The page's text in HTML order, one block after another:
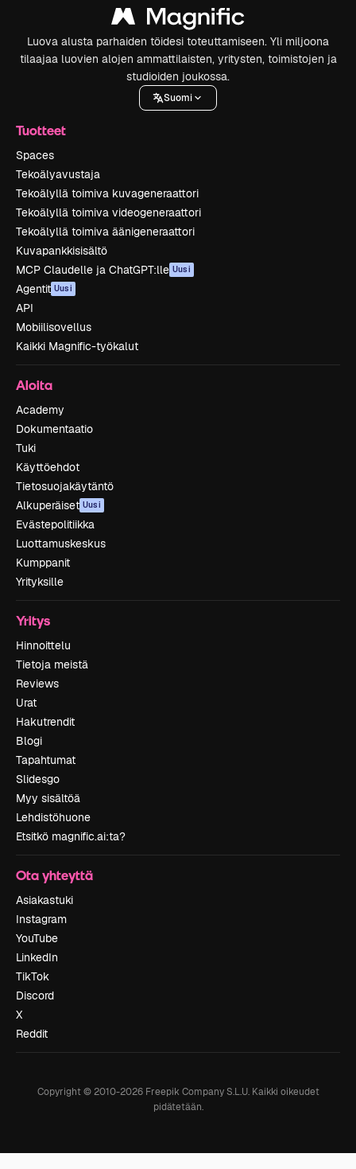
Luova alusta parhaiden töidesi toteuttamiseen. Yli miljoona
tilaajaa luovien alojen ammattilaisten, yritysten, toimistojen ja
studioiden joukossa.
Suomi
Tuotteet
Spaces
Tekoälyavustaja
Tekoälyllä toimiva kuvageneraattori
Tekoälyllä toimiva videogeneraattori
Tekoälyllä toimiva äänigeneraattori
Kuvapankkisisältö
MCP Claudelle ja ChatGPT:lle Uusi
Agentit Uusi
API
Mobiilisovellus
Kaikki Magnific-työkalut
Aloita
Academy
Dokumentaatio
Tuki
Käyttöehdot
Tietosuojakäytäntö
Alkuperäiset Uusi
Evästepolitiikka
Luottamuskeskus
Kumppanit
Yrityksille
Yritys
Hinnoittelu
Tietoja meistä
Reviews
Urat
Hakutrendit
Blogi
Tapahtumat
Slidesgo
Myy sisältöä
Lehdistöhuone
Etsitkö magnific.ai:ta?
Ota yhteyttä
Asiakastuki
Instagram
YouTube
LinkedIn
TikTok
Discord
X
Reddit
Copyright © 2010-2026Freepik Company S.L.U. Kaikki oikeudet
pidätetään.